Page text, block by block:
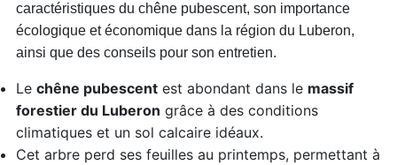
caractéristiques du chêne pubescent, son importance
écologique et économique dans la région du Luberon,
ainsi que des conseils pour son entretien.
Le chêne pubescentest abondant dans le massif
forestier du Luberon grâce à des conditions
climatiques et un sol calcaire idéaux.
Cet arbre perd ses feuilles au printemps, permettant à